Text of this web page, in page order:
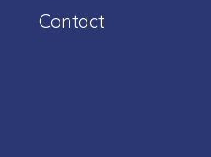
Contact